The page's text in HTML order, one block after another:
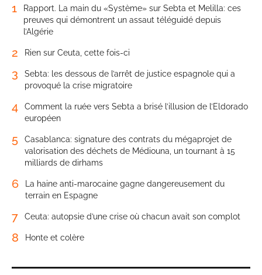
1
Rapport. La main du «Système» sur Sebta et Melilla: ces
preuves qui démontrent un assaut téléguidé depuis
l’Algérie
2 Rien sur Ceuta, cette fois-ci
3
Sebta: les dessous de l’arrêt de justice espagnole qui a
provoqué la crise migratoire
4
Comment la ruée vers Sebta a brisé l’illusion de l’Eldorado
européen
5
Casablanca: signature des contrats du mégaprojet de
valorisation des déchets de Médiouna, un tournant à 15
milliards de dirhams
6
La haine anti-marocaine gagne dangereusement du
terrain en Espagne
7 Ceuta: autopsie d’une crise où chacun avait son complot
8 Honte et colère